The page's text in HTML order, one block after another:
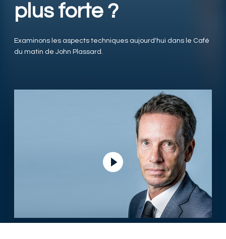
plus forte ?
Examinons les aspects techniques aujourd'hui dans le Café
du matin de John Plassard.